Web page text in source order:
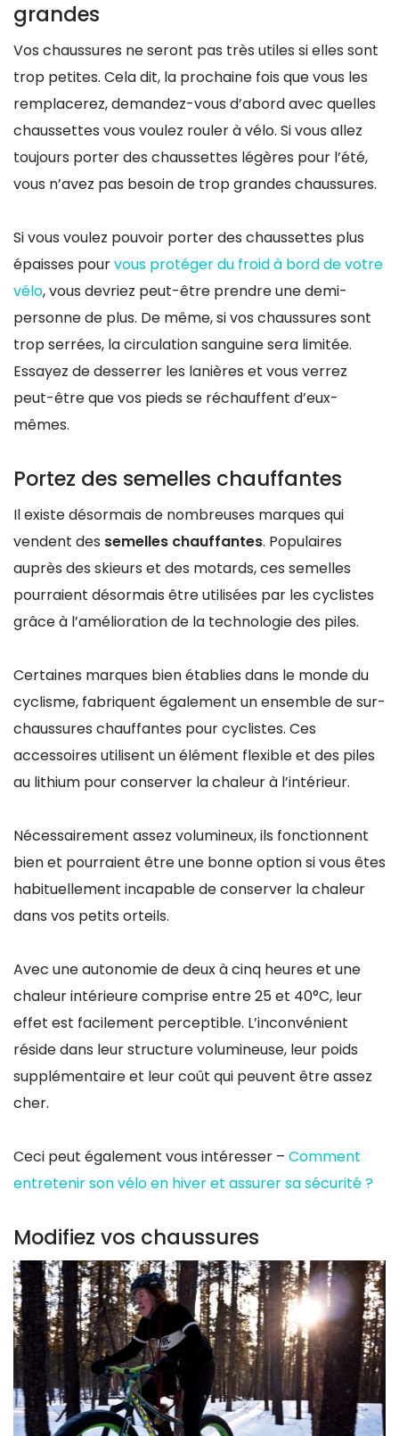
grandes
Vos chaussures ne seront pas très utiles si elles sont
trop petites. Cela dit, la prochaine fois que vous les
remplacerez, demandez-vous d’abord avec quelles
chaussettes vous voulez rouler à vélo. Si vous allez
toujours porter des chaussettes légères pour l’été,
vous n’avez pas besoin de trop grandes chaussures.
Si vous voulez pouvoir porter des chaussettes plus
épaisses pourvous protéger du froid à bord de votre
vélo, vous devriez peut-être prendre une demi-
personne de plus. De même, si vos chaussures sont
trop serrées, la circulation sanguine sera limitée.
Essayez de desserrer les lanières et vous verrez
peut-être que vos pieds se réchauffent d’eux-
mêmes.
Portez des semelles chauffantes
Il existe désormais de nombreuses marques qui
vendent des semelles chauffantes. Populaires
auprès des skieurs et des motards, ces semelles
pourraient désormais être utilisées par les cyclistes
grâce à l’amélioration de la technologie des piles.
Certaines marques bien établies dans le monde du
cyclisme, fabriquent également un ensemble de sur-
chaussures chauffantes pour cyclistes. Ces
accessoires utilisent un élément flexible et des piles
au lithium pour conserver la chaleur à l’intérieur.
Nécessairement assez volumineux, ils fonctionnent
bien et pourraient être une bonne option si vous êtes
habituellement incapable de conserver la chaleur
dans vos petits orteils.
Avec une autonomie de deux à cinq heures et une
chaleur intérieure comprise entre 25 et 40°C, leur
effet est facilement perceptible. L’inconvénient
réside dans leur structure volumineuse, leur poids
supplémentaire et leur coût qui peuvent être assez
cher.
Ceci peut également vous intéresser – Comment
entretenir son vélo en hiver et assurer sa sécurité ?
Modifiez vos chaussures